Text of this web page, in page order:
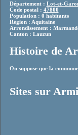
Département : Lot-et-
Code postal : 47800
Population : 0 habitants
Région : Aquitaine
Arrondissement :
Canton : Lauzun
Histoire de
On suppose que la
Sites sur